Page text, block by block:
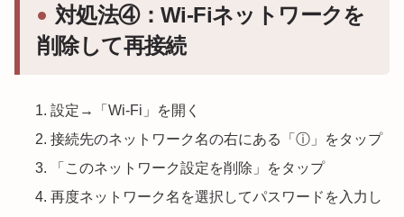
対処法④：Wi-Fiネットワークを
削除して再接続
設定→「Wi-Fi」を開く
接続先のネットワーク名の右にある「ⓘ」をタップ
「このネットワーク設定を削除」をタップ
再度ネットワーク名を選択してパスワードを入力し